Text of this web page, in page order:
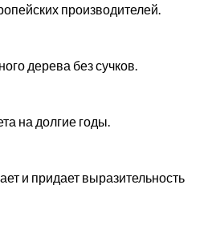
производителей.
дерева без сучков.
на долгие годы.
и придает выразительность